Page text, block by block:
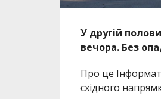
У другій
вечора. Без
Про це
східного